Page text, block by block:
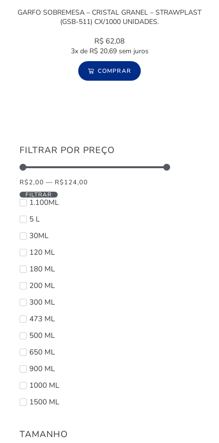
FILTRAR POR PREÇO
R$2,00 — R$124,00
FILTRAR
1.100ML
5 L
30ML
120 ML
180 ML
200 ML
300 ML
473 ML
500 ML
650 ML
900 ML
1000 ML
1500 ML
TAMANHO
GARFO SOBREMESA – CRISTAL GRANEL – STRAWPLAST
(GSB-511) CX/1000 UNIDADES.
R$ 62,08
3x de R$20,69sem juros
COMPRAR